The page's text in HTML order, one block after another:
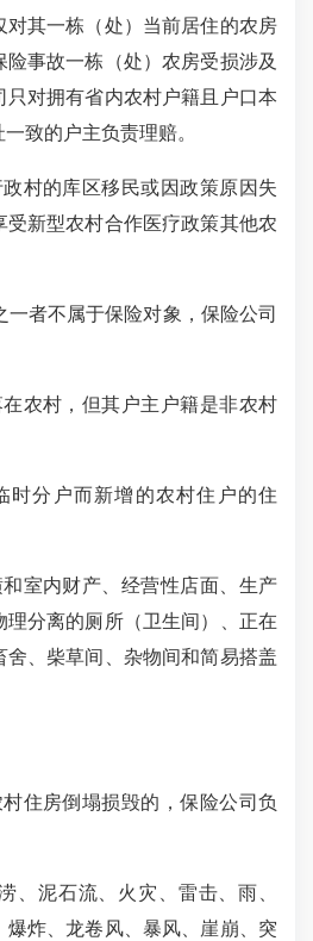
对其一栋（处）当前居住的农房
事故一栋（处）农房受损涉及
只对拥有省内农村户籍且户口本
致的户主负责理赔。
村的库区移民或因政策原因失
新型农村合作医疗政策其他农
一者不属于保险对象，保险公司
农村，但其户主户籍是非农村
分户而新增的农村住户的住
室内财产、经营性店面、生产
分离的厕所（卫生间）、正在
、柴草间、杂物间和简易搭盖
住房倒塌损毁的，保险公司负
、泥石流、火灾、雷击、雨、
爆炸、龙卷风、暴风、崖崩、突